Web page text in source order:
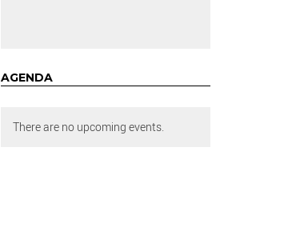
AGENDA
There are no upcoming events.